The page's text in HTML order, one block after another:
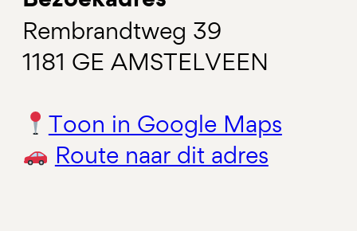
Rembrandtweg 39
1181 GE AMSTELVEEN
Toon in Google Maps
Route naar dit adres